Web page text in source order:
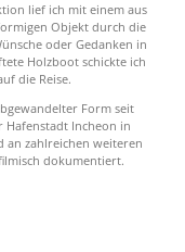
lief ich mit einem aus
Objekt durch die
oder Gedanken in
Holzboot schickte ich
die Reise.
Form seit
Hafenstadt Incheon in
an zahlreichen weiteren
dokumentiert.